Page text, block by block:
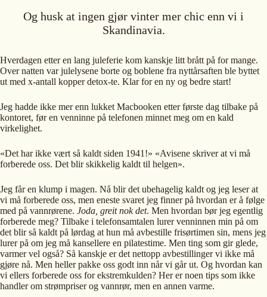
Og husk at ingen gjør vinter mer chic enn vi i
Skandinavia.
Hverdagen etter en lang juleferie kom kanskje litt brått på for mange.
Over natten var julelysene borte og boblene fra nyttårsaften ble byttet
ut med x-antall kopper detox-te. Klar for en ny og bedre start!
Jeg hadde ikke mer enn lukket Macbooken etter første dag tilbake på
kontoret, før en venninne på telefonen minnet meg om en kald
virkelighet.
«Det har ikke vært så kaldt siden 1941!» «Avisene skriver at vi må
forberede oss. Det blir skikkelig kaldt til helgen».
Jeg får en klump i magen. Nå blir det ubehagelig kaldt og jeg leser at
vi må forberede oss, men eneste svaret jeg finner på hvordan er å følge
med på vannrørene. Joda, greit nok det. Men hvordan bør jeg egentlig
forberede meg? Tilbake i telefonsamtalen lurer venninnen min på om
det blir så kaldt på lørdag at hun må avbestille frisørtimen sin, mens jeg
lurer på om jeg må kansellere en pilatestime. Men ting som gir glede,
varmer vel også? Så kanskje er det nettopp avbestillinger vi ikke må
gjøre nå. Men heller pakke oss godt inn når vi går ut. Og hvordan kan
vi ellers forberede oss for ekstremkulden? Her er noen tips som ikke
handler om strømpriser og vannrør, men en annen varme.